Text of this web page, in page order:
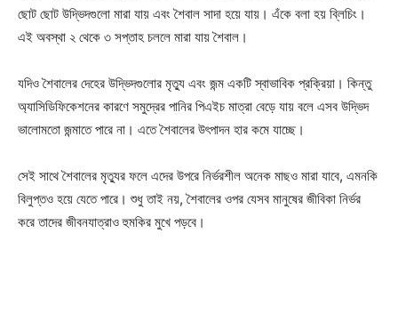
ছোট ছোট উদ্ভিদগুলো মারা যায় এবং শৈবাল সাদা হয়ে যায়। এঁকে বলা হয় ব্লিচিং।
এই অবস্থা ২ থেকে ৩ সপ্তাহ চললে মারা যায় শৈবাল।
যদিও শৈবালের দেহের উদ্ভিদগুলোর মৃত্যু এবং জন্ম একটি স্বাভাবিক প্রক্রিয়া। কিন্তু
অ্যাসিডিফিকেশনের কারণে সমুদ্রের পানির পিএইচ মাত্রা বেড়ে যায় বলে এসব উদ্ভিদ
ভালোমতো জন্মাতে পারে না। এতে শৈবালের উৎপাদন হার কমে যাচ্ছে।
সেই সাথে শৈবালের মৃত্যুর ফলে এদের উপরে নির্ভরশীল অনেক মাছও মারা যাবে, এমনকি
বিলুপ্তও হয়ে যেতে পারে। শুধু তাই নয়, শৈবালের ওপর যেসব মানুষের জীবিকা নির্ভর
করে তাদের জীবনযাত্রাও হুমকির মুখে পড়বে।